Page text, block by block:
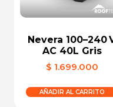
Nevera 100–240
AC 40L Gris
$ 1.699.000
AÑADIR AL CARRITO